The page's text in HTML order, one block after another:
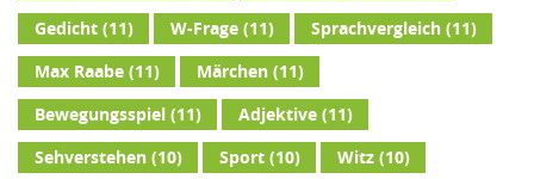
Gedicht(11) W-Frage(11) Sprachvergleich(11)
Max Raabe(11) Märchen(11)
Bewegungsspiel(11) Adjektive(11)
Sehverstehen(10) Sport(10) Witz(10)